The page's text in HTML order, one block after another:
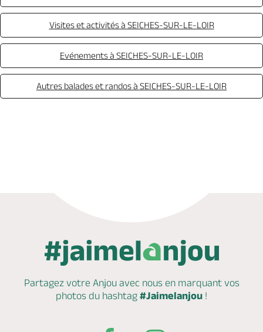
Visites et activités à SEICHES-SUR-LE-LOIR
Evénements à SEICHES-SUR-LE-LOIR
Autres balades et randos à SEICHES-SUR-LE-LOIR
Partagez votre Anjou avec nous en marquantvos
photos du hashtag #Jaimelanjou !